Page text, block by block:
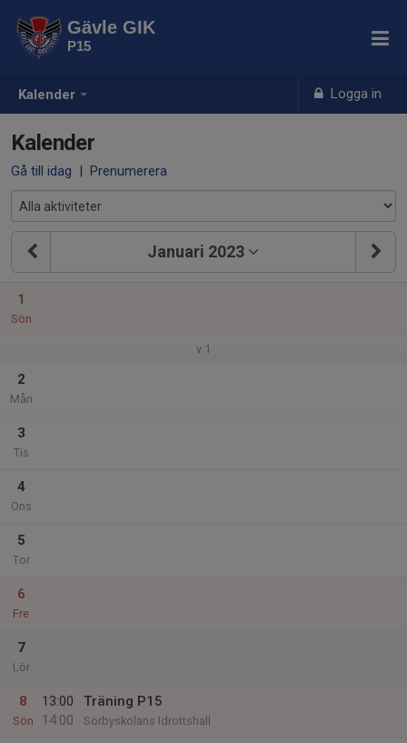
Kalender Logga in
Gävle GIK
P15
Kalender
Gå till idag | Prenumerera
Januari 2023
1
Sön
v.1
2
Mån
3
Tis
4
Ons
5
Tor
6
Fre
7
Lör
8
Sön
13:00
14:00
Träning P15
Sörbyskolans Idrottshall